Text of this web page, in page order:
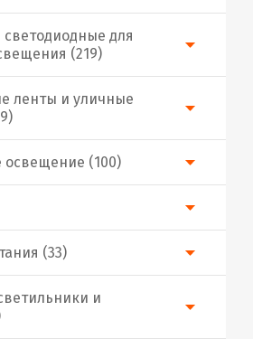
и
освещение (100)
ленты и уличные
для
(219)
(33)